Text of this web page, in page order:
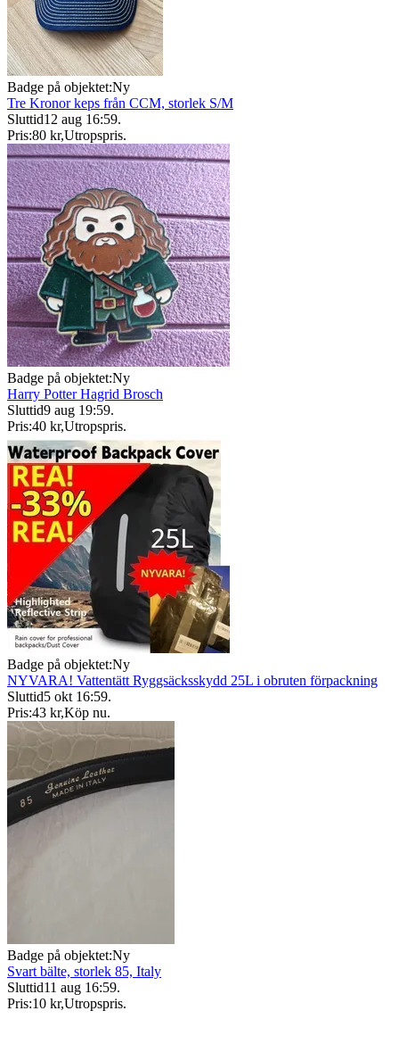
Badge på objektet:Ny
Tre Kronor keps från CCM, storlek S/M
Sluttid12 aug 16:59.
Pris:80 kr,Utropspris.
Badge på objektet:Ny
Harry Potter Hagrid Brosch
Sluttid9 aug 19:59.
Pris:40 kr,Utropspris.
Badge på objektet:Ny
NYVARA! Vattentätt Ryggsäcksskydd 25L i obruten förpackning
Sluttid5 okt 16:59.
Pris:43 kr,Köp nu.
Badge på objektet:Ny
Svart bälte, storlek 85, Italy
Sluttid11 aug 16:59.
Pris:10 kr,Utropspris.